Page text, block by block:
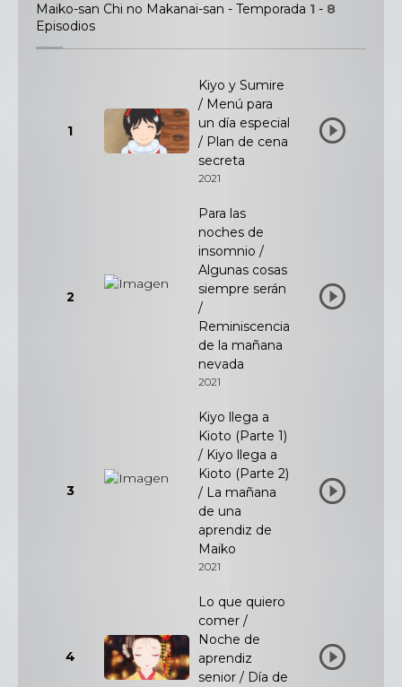
Maiko-san Chi no Makanai-san - Temporada 1 - 8
Episodios
1
Kiyo y Sumire
/ Menú para
un día especial
/ Plan de cena
secreta
2021
2
Para las
noches de
insomnio /
Algunas cosas
siempre serán
/
Reminiscencia
de la mañana
nevada
2021
3
Kiyo llega a
Kioto (Parte 1)
/ Kiyo llega a
Kioto (Parte 2)
/ La mañana
de una
aprendiz de
Maiko
2021
4
Lo que quiero
comer /
Noche de
aprendiz
senior / Día de